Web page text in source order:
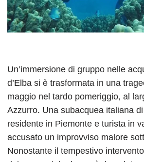
Un’immersione di gruppo nelle
d’Elba si è trasformata in una
maggio nel tardo pomeriggio, al
Azzurro. Una subacquea italiana
residente in Piemonte e turista in
accusato un improvviso malore
Nonostante il tempestivo